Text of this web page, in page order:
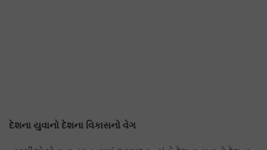
દેશના યુવાનો દેશના વિકાસનો વેગ